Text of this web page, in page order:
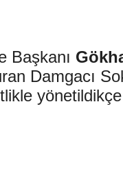
Başkanı
Damgacı